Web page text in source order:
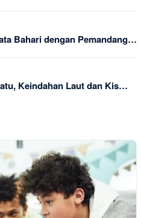
Bahari dengan Pemandang…
Keindahan Laut dan Kis…